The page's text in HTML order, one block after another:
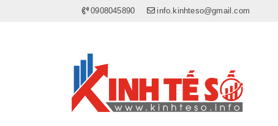
0908045890 info.kinhteso@gmail.com